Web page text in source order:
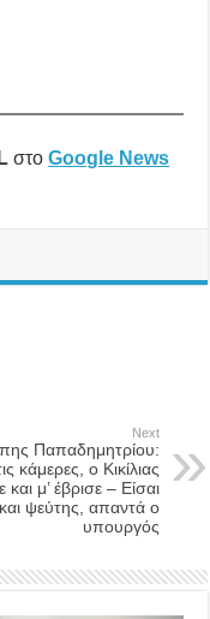
στοGoogle News
Next
Παπαδημητρίου:
κάμερες, ο Κικίλιας
και μ’ έβρισε – Είσαι
ψεύτης, απαντά ο
υπουργός